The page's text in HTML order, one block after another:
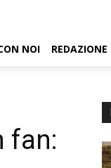
NOI REDAZIONE
fan: